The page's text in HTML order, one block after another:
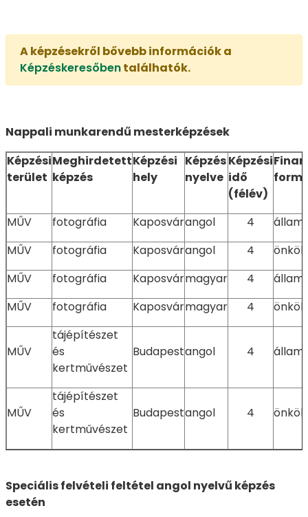
A képzésekről bővebb információk a
Képzéskeresőbentalálhatók.
Nappali munkarendű mesterképzések
Képzési
terület
Meghirdetett
képzés
Képzési
hely
Képzés
nyelve
Képzési
idő
(félév)
MŰV fotográfia Kaposvárangol 4
MŰV
fotográfia Kaposvárangol 4
MŰV
fotográfia Kaposvármagyar 4
MŰV
fotográfia Kaposvármagyar 4
MŰV
tájépítészet
és
kertművészet
Budapestangol 4
MŰV
tájépítészet
és
kertművészet
Budapestangol 4
Speciális felvételi feltétel angol nyelvű képzés
esetén